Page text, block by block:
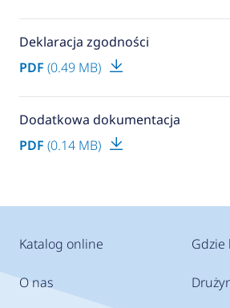
Deklaracja zgodności
PDF (0.49 MB)
Dodatkowa dokumentacja
PDF (0.14 MB)
Katalog online
O nas
Gdzie